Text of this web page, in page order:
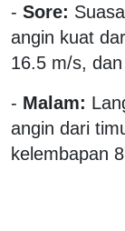
- Sore:
angin kuat
16.5 m/s,
- Malam:
angin dari
kelembapan